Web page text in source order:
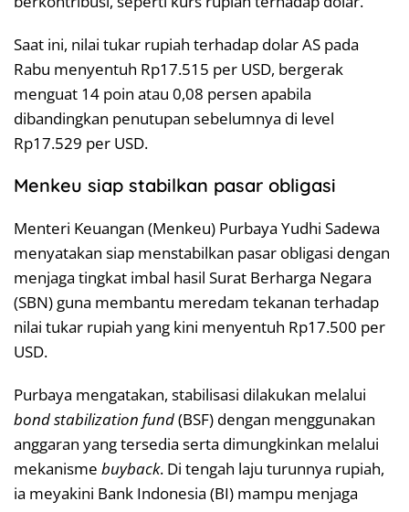
Saat ini, nilai tukar rupiah terhadap dolar AS pada
Rabu menyentuh Rp17.515 per USD, bergerak
menguat 14 poin atau 0,08 persen apabila
dibandingkan penutupan sebelumnya di level
Rp17.529 per USD.
Menkeu siap stabilkan pasar obligasi
Menteri Keuangan (Menkeu) Purbaya Yudhi Sadewa
menyatakan siap menstabilkan pasar obligasi dengan
menjaga tingkat imbal hasil Surat Berharga Negara
(SBN) guna membantu meredam tekanan terhadap
nilai tukar rupiah yang kini menyentuh Rp17.500 per
USD.
Purbaya mengatakan, stabilisasi dilakukan melalui
bond stabilization fund(BSF) dengan menggunakan
anggaran yang tersedia serta dimungkinkan melalui
mekanisme buyback. Di tengah laju turunnya rupiah,
ia meyakini Bank Indonesia (BI) mampu menjaga